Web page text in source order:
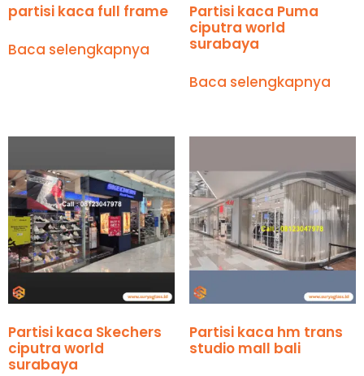
partisi kaca full frame
Baca selengkapnya
Partisi kaca Puma
ciputra world
surabaya
Baca selengkapnya
Partisi kaca Skechers
ciputra world
surabaya
Partisi kaca hm trans
studio mall bali